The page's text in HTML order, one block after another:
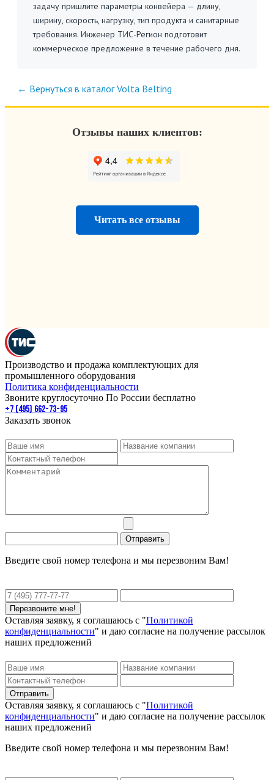
задачу пришлите параметры конвейера — длину,
ширину, скорость, нагрузку, тип продукта и санитарные
требования. Инженер ТИС-Регион подготовит
коммерческое предложение в течение рабочего дня.
← Вернуться в каталог Volta Belting
Отзывы наших клиентов:
Читать все отзывы
Производство и продажа комплектующих для
промышленного оборудования
Политика конфиденциальности
Звоните круглосуточно По России бесплатно
+7 (495) 662-73-95
Заказать звонок
Введите свой номер телефона и мы перезвоним Вам!
Оставляя заявку, я соглашаюсь с "Политикой
конфиденциальности" и даю согласие на получение рассылок
наших предложений
Оставляя заявку, я соглашаюсь с "Политикой
конфиденциальности" и даю согласие на получение рассылок
наших предложений
Введите свой номер телефона и мы перезвоним Вам!